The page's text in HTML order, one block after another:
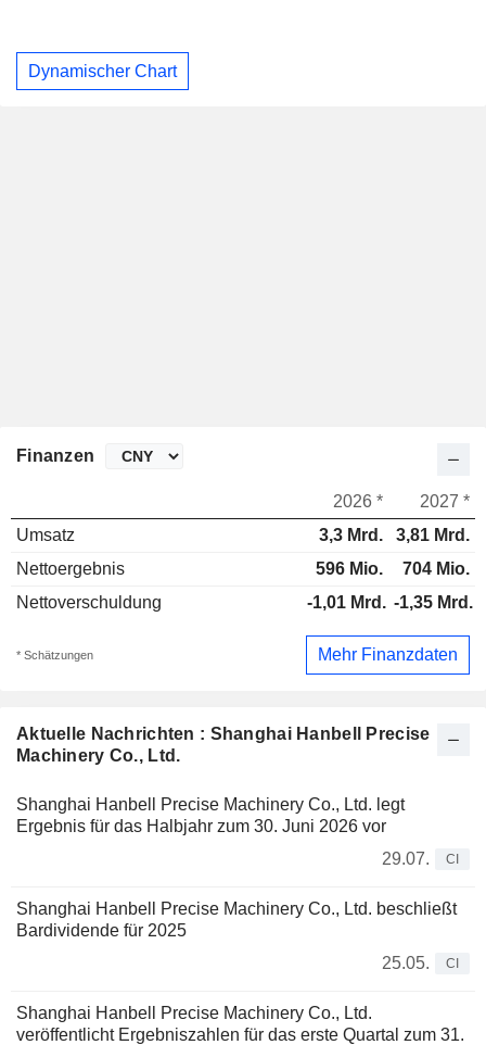
Dynamischer Chart
Aktuelle Nachrichten : Shanghai Hanbell Precise
Machinery Co., Ltd.
Shanghai Hanbell Precise Machinery Co., Ltd. legt
Ergebnis für das Halbjahr zum 30. Juni 2026 vor
29.07.
CI
Shanghai Hanbell Precise Machinery Co., Ltd. beschließt
Bardividende für 2025
25.05.
CI
Shanghai Hanbell Precise Machinery Co., Ltd.
veröffentlicht Ergebniszahlen für das erste Quartal zum 31.
Finanzen
2026 *
2027 *
Umsatz
3,3 Mrd.
3,81 Mrd.
Nettoergebnis
596 Mio.
704 Mio.
Nettoverschuldung
-1,01 Mrd. -1,35 Mrd.
* Schätzungen Mehr Finanzdaten